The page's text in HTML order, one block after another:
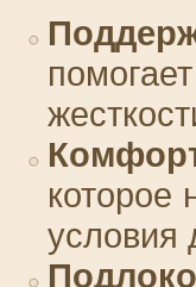
которое
условия